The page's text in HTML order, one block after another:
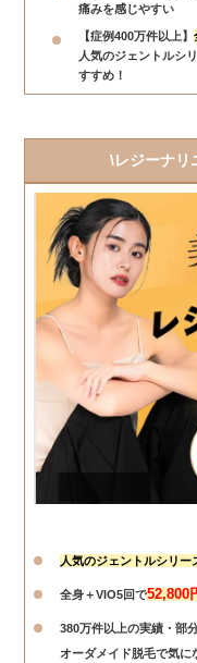
痛みを感じやすい
【症例400万件以上】
人気のジェントルシ
すすめ！
\レジーナリ
人気のジェントルシリー
全身＋VIO5回で52,800
380万件以上の実績・部
オーダメイド脱毛で気に